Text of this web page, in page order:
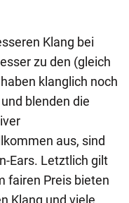
Klang bei
zu den (gleich
klanglich noch
blenden die
aus, sind
Ears. Letztlich gilt
fairen Preis bieten
Klang und viele